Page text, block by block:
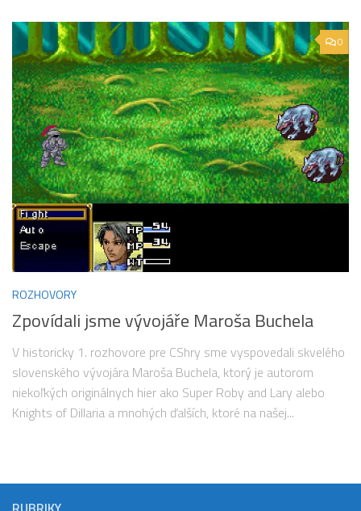
0
ROZHOVORY
Zpovídali jsme vývojáře Maroša Buchela
V historicky 1. rozhovore pre CShry sme vyspovedali skvelého
slovenského vývojára Maroša Buchela, ktorý je autorom
niekoľkých originálnych hier ako Super Roby and Lary alebo
Knights of Dillaria a mnohých ďalších, ktoré na našej...